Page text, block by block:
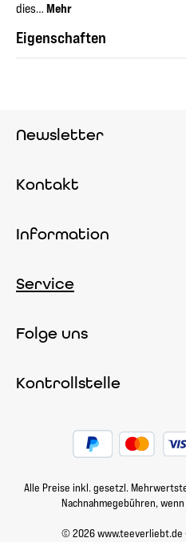
dies… Mehr
Eigenschaften
Newsletter
Kontakt
Information
Service
Folge uns
Kontrollstelle
© 2026 www.teeverliebt.de
Alle Preise inkl. gesetzl.
Nachnahmegebühren,